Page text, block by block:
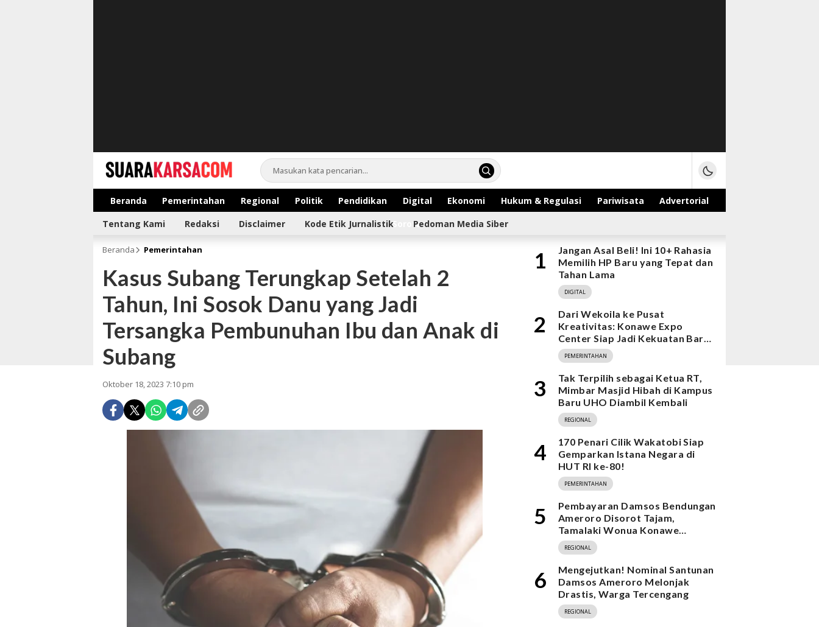
suarakarsa.com
Informasi terpercaya
Beranda Pemerintahan Regional Politik Pendidikan Digital Ekonomi Hukum & Regulasi Pariwisata
Advertorial
Sorotan
Tentang Kami Redaksi Disclaimer Kode Etik Jurnalistik Pedoman Media Siber
Beranda Pemerintahan
Kasus Subang Terungkap Setelah 2
Tahun, Ini Sosok Danu yang Jadi
Tersangka Pembunuhan Ibu dan Anak di
Subang
Oktober 18, 2023 7:10 pm
1
Jangan Asal Beli! Ini 10+ Rahasia
Memilih HP Baru yang Tepat dan
Tahan Lama
DIGITAL
2
Dari Wekoila ke Pusat
Kreativitas: Konawe Expo
Center Siap Jadi Kekuatan Baru
Ekonomi
PEMERINTAHAN
3
Tak Terpilih sebagai Ketua RT,
Mimbar Masjid Hibah di Kampus
Baru UHO Diambil Kembali
REGIONAL
4
170 Penari Cilik Wakatobi Siap
Gemparkan Istana Negara di
HUT RI ke-80!
PEMERINTAHAN
5
Pembayaran Damsos Bendungan
Ameroro Disorot Tajam,
Tamalaki Wonua Konawe
Ungkap Dugaan Ketidakberesan
REGIONAL
6
Mengejutkan! Nominal Santunan
Damsos Ameroro Melonjak
Drastis, Warga Tercengang
REGIONAL